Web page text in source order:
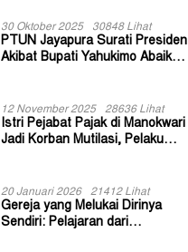
30 Oktober 2025 30848 Lihat
PTUN Jayapura Surati Presiden
Akibat Bupati Yahukimo Abaikan
12 November 2025 28636 Lihat
Istri Pejabat Pajak di Manokwari
Jadi Korban Mutilasi, Pelaku
20 Januari 2026 21412 Lihat
Gereja yang Melukai Dirinya
Sendiri: Pelajaran dari